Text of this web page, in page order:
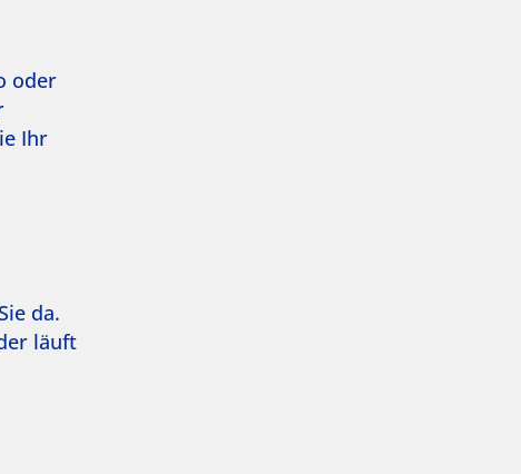
oder
Ihr
da.
läuft